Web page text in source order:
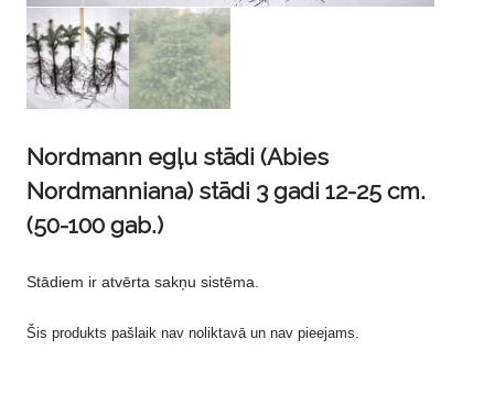
Nordmann egļu stādi (Abies
Nordmanniana) stādi 3 gadi 12-25 cm.
(50-100 gab.)
Stādiem ir atvērta sakņu sistēma.
Šis produkts pašlaik nav noliktavā un nav pieejams.